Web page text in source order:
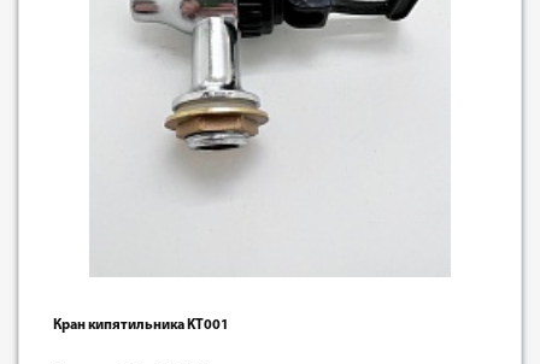
Кран кипятильника KT001